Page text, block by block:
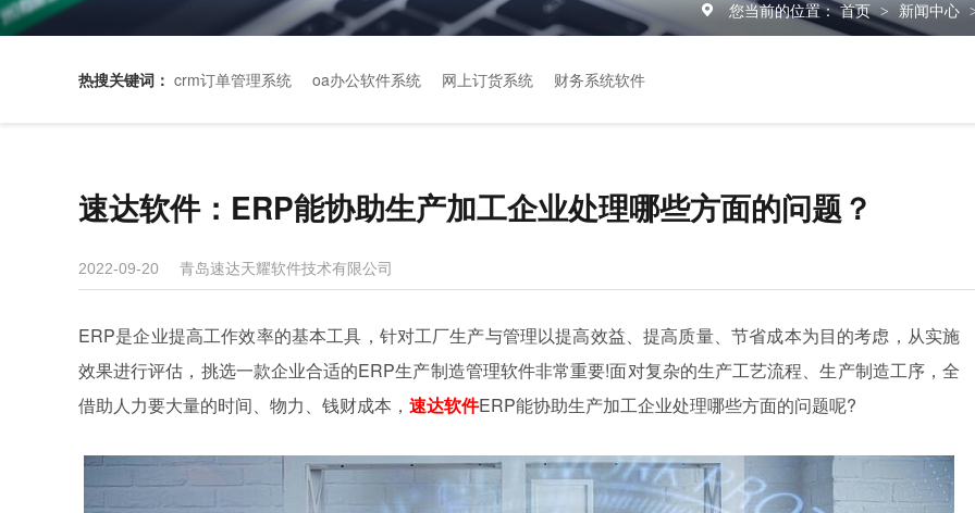
您当前的位置： 首页 > 新闻中心
热搜关键词： crm订单管理系统 oa办公软件系统 网上订货系统 财务系统软件
速达软件：ERP能协助生产加工企业处理哪些方面的问题？
2022-09-20 青岛速达天耀软件技术有限公司
ERP是企业提高工作效率的基本工具，针对工厂生产与管理以提高效益、提高质量、节省成本为目的考虑，从实施
效果进行评估，挑选一款企业合适的ERP生产制造管理软件非常重要!面对复杂的生产工艺流程、生产制造工序，全
借助人力要大量的时间、物力、钱财成本， 速达软件ERP能协助生产加工企业处理哪些方面的问题呢?